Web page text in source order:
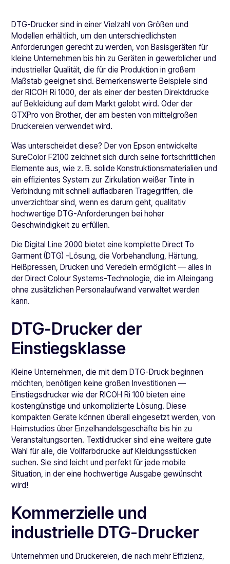
DTG-Drucker sind in einer Vielzahl von Größen und
Modellen erhältlich, um den unterschiedlichsten
Anforderungen gerecht zu werden, von Basisgeräten für
kleine Unternehmen bis hin zu Geräten in gewerblicher und
industrieller Qualität, die für die Produktion in großem
Maßstab geeignet sind. Bemerkenswerte Beispiele sind
der RICOH Ri 1000, der als einer der besten Direktdrucke
auf Bekleidung auf dem Markt gelobt wird. Oder der
GTXPro von Brother, der am besten von mittelgroßen
Druckereien verwendet wird.
Was unterscheidet diese? Der von Epson entwickelte
SureColor F2100 zeichnet sich durch seine fortschrittlichen
Elemente aus, wie z. B. solide Konstruktionsmaterialien und
ein effizientes System zur Zirkulation weißer Tinte in
Verbindung mit schnell aufladbaren Tragegriffen, die
unverzichtbar sind, wenn es darum geht, qualitativ
hochwertige DTG-Anforderungen bei hoher
Geschwindigkeit zu erfüllen.
Die Digital Line 2000 bietet eine komplette Direct To
Garment (DTG) -Lösung, die Vorbehandlung, Härtung,
Heißpressen, Drucken und Veredeln ermöglicht — alles in
der Direct Colour Systems-Technologie, die im Alleingang
ohne zusätzlichen Personalaufwand verwaltet werden
kann.
DTG-Drucker der
Einstiegsklasse
Kleine Unternehmen, die mit dem DTG-Druck beginnen
möchten, benötigen keine großen Investitionen —
Einstiegsdrucker wie der RICOH Ri 100 bieten eine
kostengünstige und unkomplizierte Lösung. Diese
kompakten Geräte können überall eingesetzt werden, von
Heimstudios über Einzelhandelsgeschäfte bis hin zu
Veranstaltungsorten. Textildrucker sind eine weitere gute
Wahl für alle, die Vollfarbdrucke auf Kleidungsstücken
suchen. Sie sind leicht und perfekt für jede mobile
Situation, in der eine hochwertige Ausgabe gewünscht
wird!
Kommerzielle und
industrielle DTG-Drucker
Unternehmen und Druckereien, die nach mehr Effizienz,